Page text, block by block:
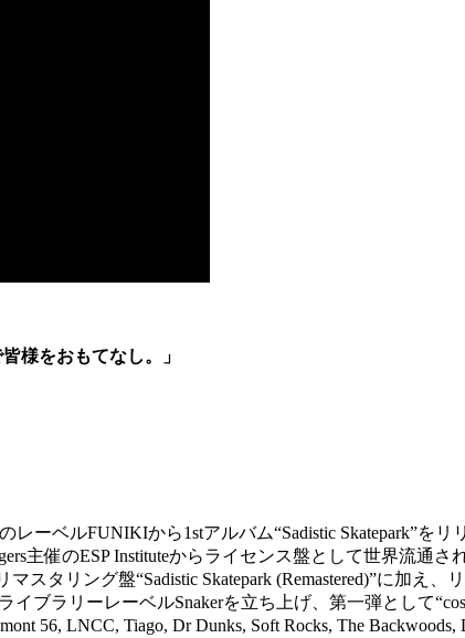
様をおもてなし。」
レーベルFUNIKIから1stアルバム“Sadistic Skatepark”を
主催のESP Instituteからライセンス盤として世界流通
スタリング盤“Sadistic Skatepark (Remastered)”に加え
ブラリーレーベルSnakerを立ち上げ、第一弾として
56, LNCC, Tiago, Dr Dunks, Soft Rocks, The Backwoods,